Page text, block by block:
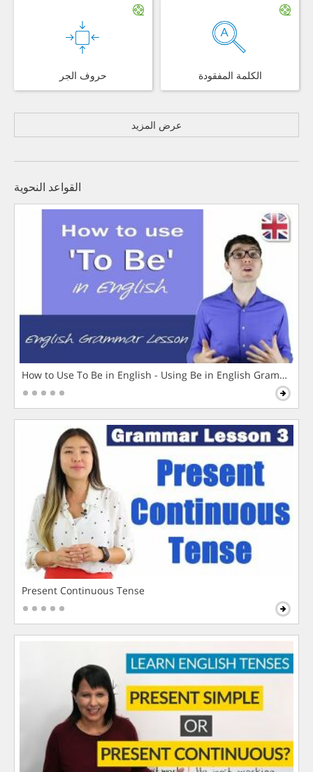
حروف الجر الكلمة المفقودة
عرض المزيد
القواعد النحوية
How to Use To Be in English - Using Be in English Grammar
Present Continuous Tense